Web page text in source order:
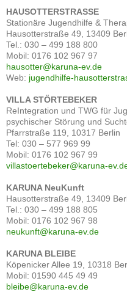
HAUSOTTERSTRASSE
Stationäre Jugendhilfe &
Hausotterstraße 49, 13409
Tel.: 030 – 499 188 800
Mobil: 0176 102 967 97
hausotter@karuna-ev.de
Web: jugendhilfe-
VILLA STÖRTEBEKER
ReIntegration und TWG für
psychischer Störung und
Pfarrstraße 119, 10317 Berlin
Tel: 030 – 577 969 99
Mobil: 0176 102 967 99
villastoertebeker@karuna-
KARUNA NeuKunft
Hausotterstraße 49, 13409
Tel.: 030 – 499 188 805
Mobil: 0176 102 967 98
neukunft@karuna-ev.de
KARUNA BLEIBE
Köpenicker Allee 19, 10318
Mobil: 01590 445 49 49
bleibe@karuna-ev.de